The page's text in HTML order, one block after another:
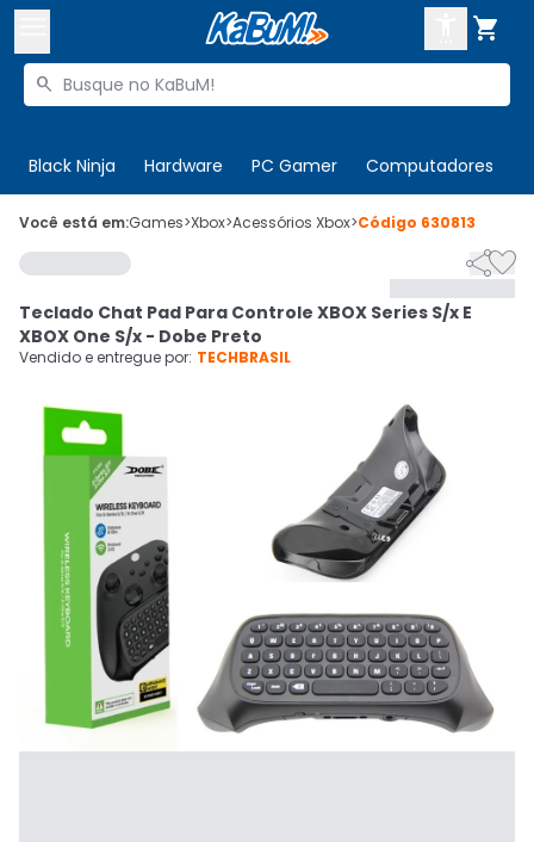

Buscar produtos

Black Ninja Hardware PC Gamer Computadores
 Olá. Acesse sua conta
 Departamentos
Cupons
Ativar tradutor em libras
CADASTRE-SE
Você está em:Games>Xbox>Acessórios Xbox>Código 630813

Teclado Chat Pad Para Controle XBOX Series S/x E
XBOX One S/x - Dobe Preto
Vendido e entregue por: TECHBRASIL